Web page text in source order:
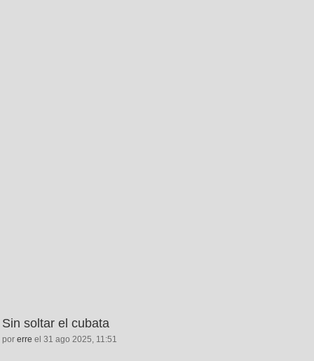
Sin soltar el cubata
por erre el 31 ago 2025, 11:51